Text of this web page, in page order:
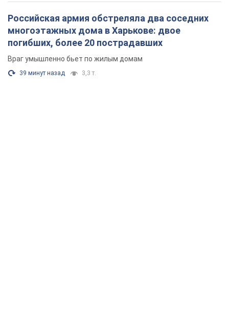
Российская армия обстреляла два соседних
многоэтажных дома в Харькове: двое
погибших, более 20 пострадавших
Враг умышленно бьет по жилым домам
39 минут назад 3,3 т.